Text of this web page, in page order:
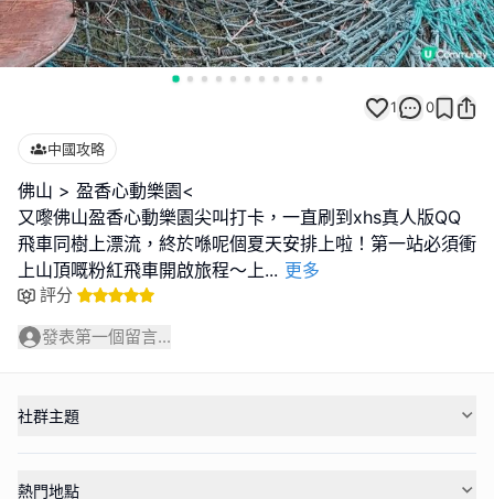
1 0
中國攻略
佛山 > 盈香心動樂園<
又嚟佛山盈香心動樂園尖叫打卡，一直刷到xhs真人版QQ
飛車同樹上漂流，終於喺呢個夏天安排上啦！第一站必須衝
上山頂嘅粉紅飛車開啟旅程～上... 更多
評分
發表第一個留言...
社群主題
熱門地點